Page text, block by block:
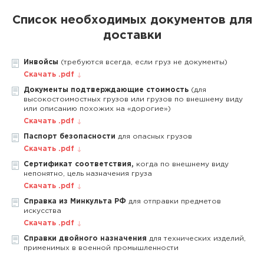
Список необходимых документов для
доставки
Инвойсы (требуются всегда, если груз не документы)
Скачать .pdf
Документы подтверждающие стоимость (для
высокостоимостных грузов или грузов по внешнему виду
или описанию похожих на «дорогие»)
Скачать .pdf
Паспорт безопасности для опасных грузов
Скачать .pdf
Сертификат соответствия, когда по внешнему виду
непонятно, цель назначения груза
Скачать .pdf
Справка из Минкульта РФ для отправки предметов
искусства
Скачать .pdf
Справки двойного назначения для технических изделий,
применимых в военной промышленности